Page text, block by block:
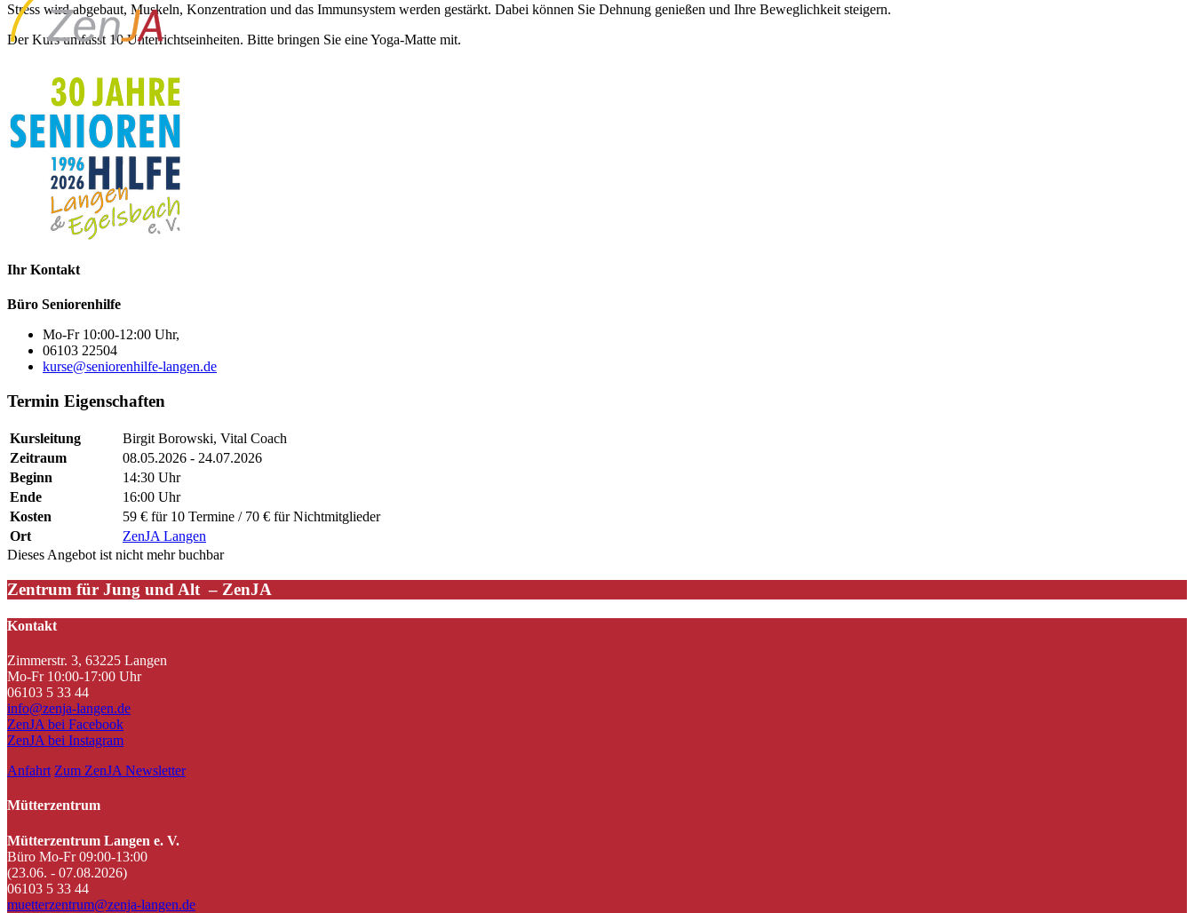
Stress wird abgebaut, Muskeln, Konzentration und das Immunsystem werden gestärkt. Dabei können Sie Dehnung genießen und Ihre Beweglichkeit steigern.
Der Kurs umfasst 10 Unterrichtseinheiten. Bitte bringen Sie eine Yoga-Matte mit.
Ihr Kontakt
Büro Seniorenhilfe
Mo-Fr 10:00-12:00 Uhr,
06103 22504
kurse@seniorenhilfe-langen.de
Termin Eigenschaften
Kursleitung
Birgit Borowski, Vital Coach
Zeitraum
08.05.2026 - 24.07.2026
Beginn
14:30 Uhr
Ende
16:00 Uhr
Kosten
59 € für 10 Termine / 70 € für Nichtmitglieder
Ort
ZenJA Langen
Dieses Angebot ist nicht mehr buchbar
Zentrum für Jung und Alt – ZenJA
Kontakt
Zimmerstr. 3, 63225 Langen
Mo-Fr 10:00-17:00 Uhr
06103 5 33 44
info@zenja-langen.de
ZenJA bei Facebook
ZenJA bei Instagram
Anfahrt Zum ZenJA Newsletter
Mütterzentrum
Mütterzentrum Langen e. V.
Büro Mo-Fr 09:00-13:00
(23.06. - 07.08.2026)
06103 5 33 44
muetterzentrum@zenja-langen.de